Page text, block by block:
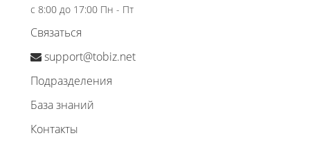
с 8:00 до 17:00 Пн - Пт
Связаться
support@tobiz.net
Подразделения
База знаний
Контакты